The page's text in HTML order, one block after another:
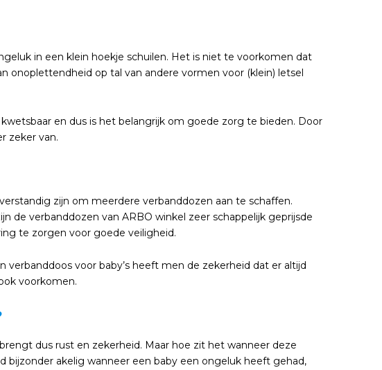
in een klein hoekje schuilen. Het is niet te voorkomen dat
onoplettendheid op tal van andere vormen voor (klein) letsel
en dus is het belangrijk om goede zorg te bieden. Door
zeker van.
zijn om meerdere verbanddozen aan te schaffen.
de verbanddozen van ARBO winkel zeer schappelijk geprijsde
te zorgen voor goede veiligheid.
voor baby’s heeft men de zekerheid dat er altijd
voorkomen.
dus rust en zekerheid. Maar hoe zit het wanneer deze
bijzonder akelig wanneer een baby een ongeluk heeft gehad,